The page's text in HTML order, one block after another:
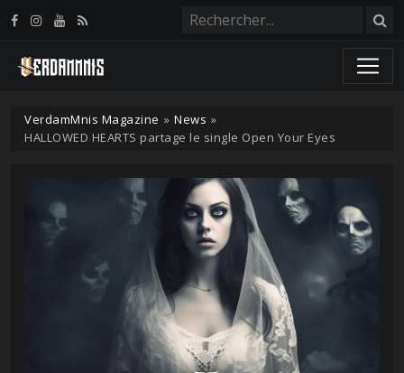
VerdamMnis Magazine » News »
HALLOWED HEARTS partage le single Open Your Eyes
Panneau de gestion des cookies